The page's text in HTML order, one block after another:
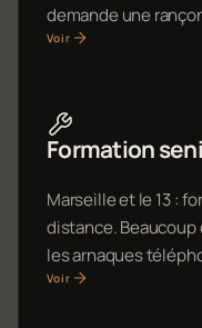
demande une
Voir
Formation
Marseille et le 13 :
distance. Beaucoup
les arnaques
Voir